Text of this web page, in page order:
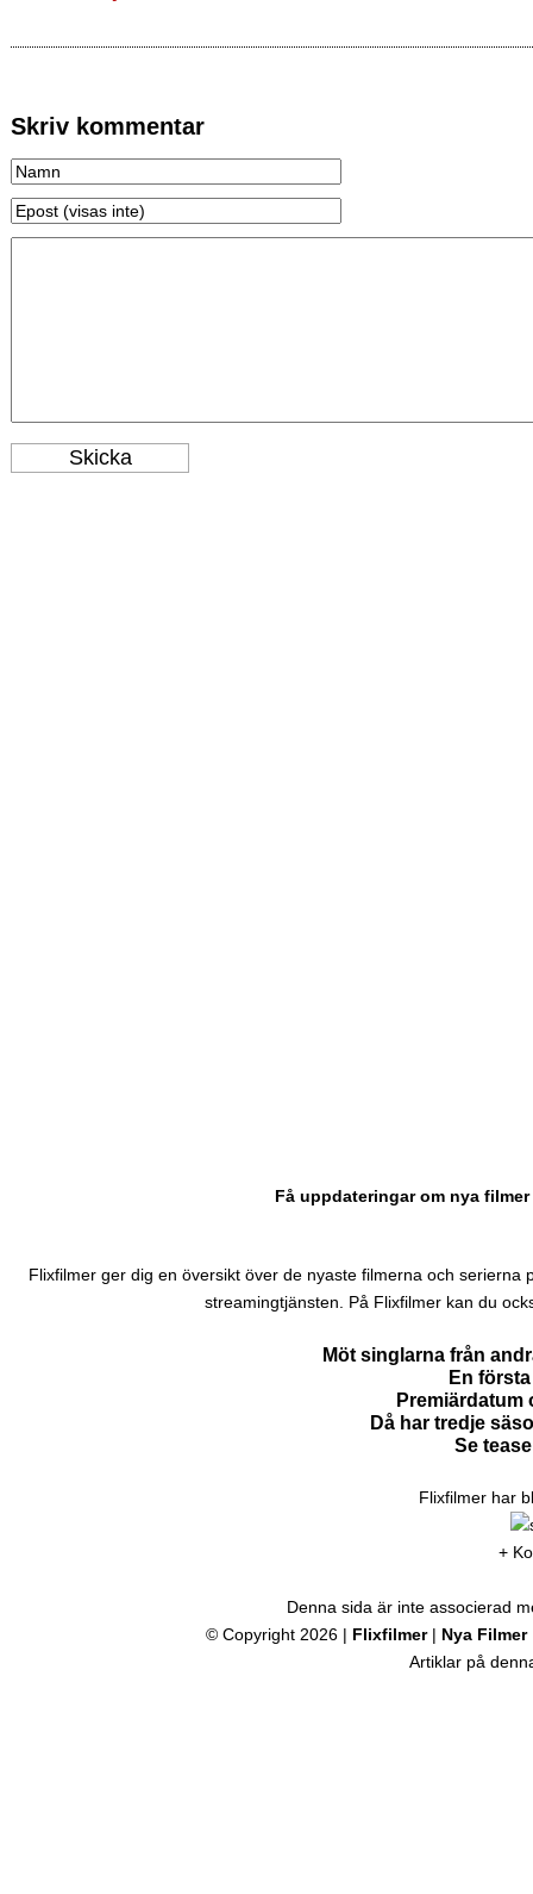
Skriv kommentar
Få uppdateringar om nya
Flixfilmer ger dig en översikt över de nyaste filmerna och
streamingtjänsten. På Flixfilmer kan du
Möt singlarna från
En
Premiärdatum
Då har tredje
Se
Flixfilmer har
+
Denna sida är inte associerad
© Copyright 2026 | Flixfilmer| Nya Filmer
Artiklar på